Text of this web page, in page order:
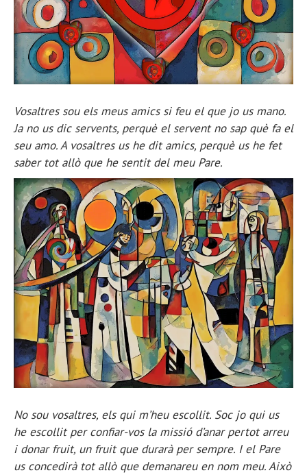
Vosaltres sou els meus amics si feu el que jo us mano.
Ja no us dic servents, perquè el servent no sap què fa el
seu amo. A vosaltres us he dit amics, perquè us he fet
saber tot allò que he sentit del meu Pare.
No sou vosaltres, els qui m’heu escollit. Soc jo qui us
he escollit per confiar-vos la missió d’anar pertot arreu
i donar fruit, un fruit que durarà per sempre. I el Pare
us concedirà tot allò que demanareu en nom meu. Això